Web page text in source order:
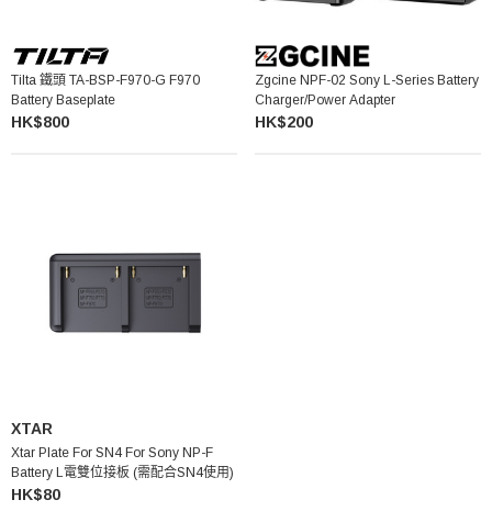
Tilta 鐵頭 TA-BSP-F970-G F970
Battery Baseplate
HK$800
Zgcine NPF-02 Sony L-Series Battery
Charger/Power Adapter
HK$200
XTAR
Xtar Plate For SN4 For Sony NP-F
Battery L電雙位接板 (需配合SN4使用)
HK$80